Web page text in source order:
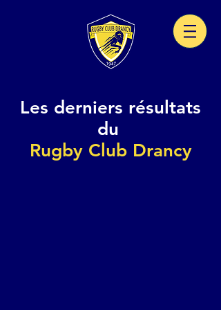
Les derniers résultats
du
Rugby Club Drancy